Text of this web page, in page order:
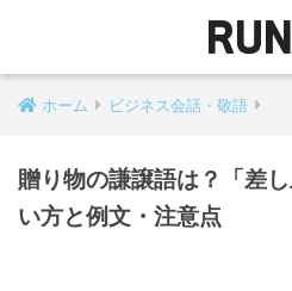
ホーム ビジネス会話・敬語
贈り物の謙譲語は？「差
い方と例文・注意点